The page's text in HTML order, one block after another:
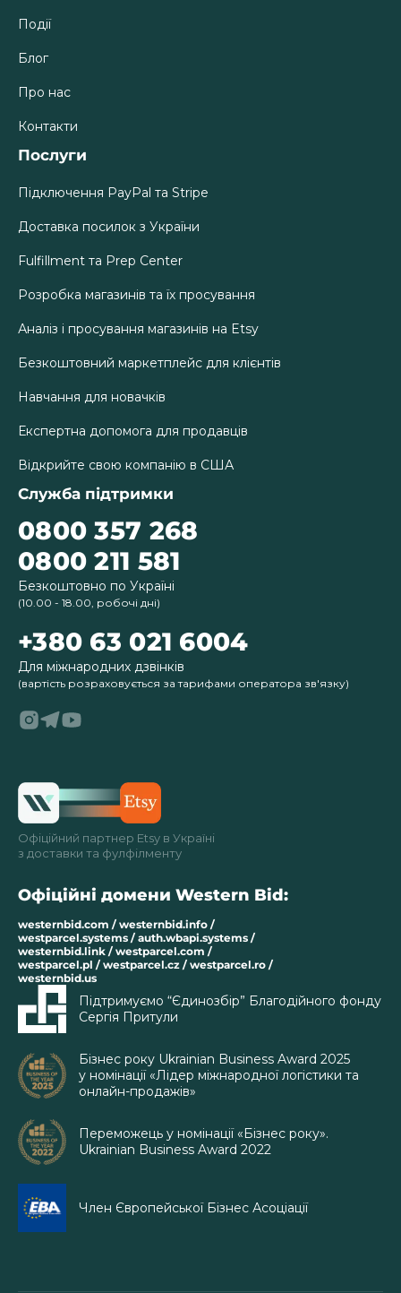
Події
Блог
Про нас
Контакти
Послуги
Підключення PayPal та Stripe
Доставка посилок з України
Fulfillment та Prep Center
Розробка магазинів та їх просування
Аналіз і просування магазинів на Etsy
Безкоштовний маркетплейс для клієнтів
Навчання для новачків
Експертна допомога для продавців
Відкрийте свою компанію в США
Служба підтримки
0800 357 268
0800 211 581
Безкоштовно по Україні
(10.00 - 18.00, робочі дні)
+380 63 021 6004
Для міжнародних дзвінків
(вартість розраховується за тарифами оператора зв'язку)
Офіційний партнер Etsy в Україні
з доставки та фулфілменту
Офіційні домени Western Bid:
westernbid.com / westernbid.info /
westparcel.systems / auth.wbapi.systems /
westernbid.link / westparcel.com /
westparcel.pl / westparcel.cz / westparcel.ro /
westernbid.us
Підтримуємо “Єдинозбір” Благодійного фонду
Сергія Притули
Бізнес року Ukrainian Business Award 2025
у номінації «Лідер міжнародної логістики та
онлайн-продажів»
Переможець у номінації «Бізнес року».
Ukrainian Business Award 2022
Член Європейської Бізнес Асоціації